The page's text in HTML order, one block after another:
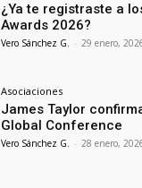
¿Ya te registraste a
Awards 2026?
Vero Sánchez G. - 29 enero,
Asociaciones
James Taylor
Global Conference
Vero Sánchez G. - 28 enero,